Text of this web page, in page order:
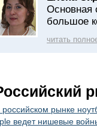
Основная
большое
читать
рынке
ведет нишевые